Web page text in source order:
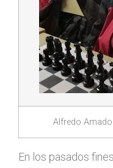
Alfredo
En los pasados